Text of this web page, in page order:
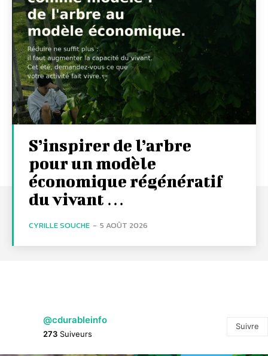
S’inspirer de l’arbre
pour un modèle
économique régénératif
du vivant …
CYRILLE SOUCHE - 5 AOÛT 2026
@cdurableinfo
273 Suiveurs
Suivre